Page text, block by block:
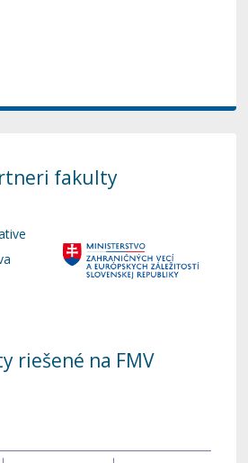
fakulty
riešené na FMV